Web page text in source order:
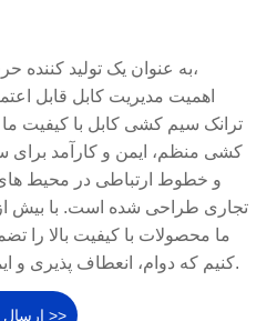
به عنوان یک تولید کننده
ترانک سیم کشی کابل با کیفیت ما
کشی منظم، ایمن و کارآمد برای
و خطوط ارتباطی در محیط
کنیم که دوام، انعطاف پذیری و ایمنی را با هم ترکیب می کنند.
ارسال استعلام >>